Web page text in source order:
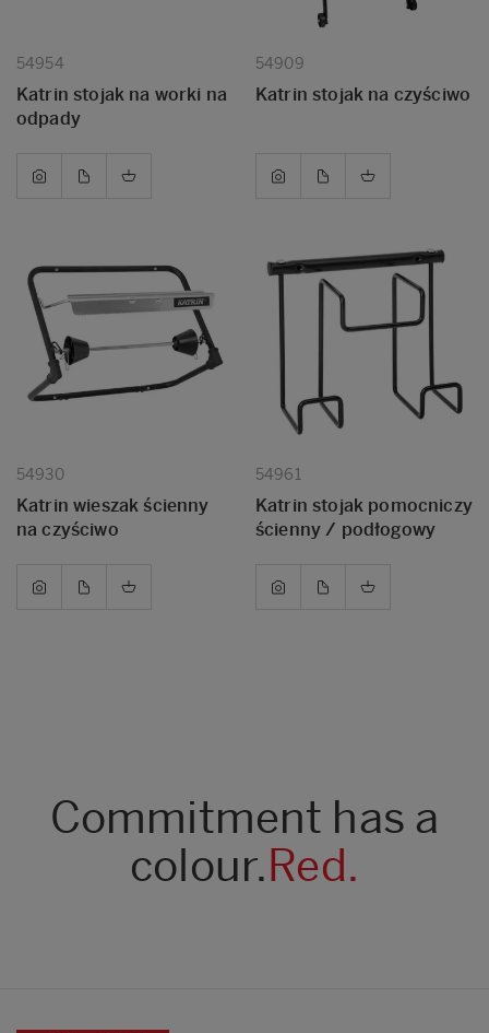
54954
Katrin stojak na worki na
odpady
54909
Katrin stojak na czyściwo
54930
Katrin wieszak ścienny
na czyściwo
54961
Katrin stojak pomocniczy
ścienny / podłogowy
Commitment has a
colour.Red.